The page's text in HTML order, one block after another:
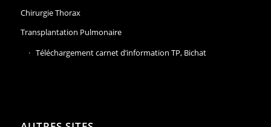
Chirurgie Thorax
Transplantation Pulmonaire
Téléchargement carnet d’information TP, Bichat